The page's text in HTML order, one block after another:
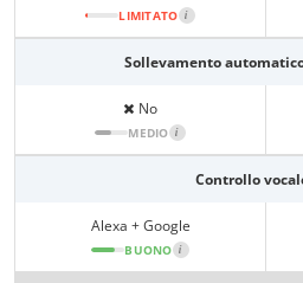
LIMITATO i
Sollevamento
No
MEDIO i
Controllo
Alexa + Google
BUONO i